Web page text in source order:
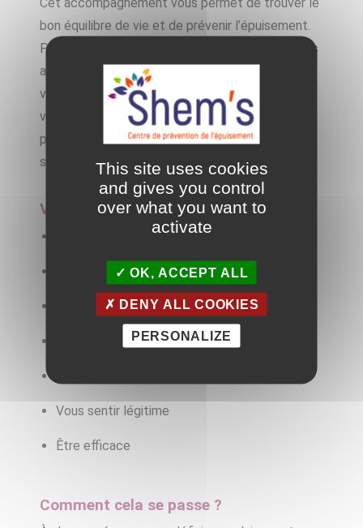
bon équilibre de vie et de prévenirl’épuisement.
Pendant les séances, vous identifiez vos besoins
afin d’apprendre à respecter vos limites et vos
valeurs.
Vous apprenez à gérer votre temps,
votre stress et votre énergie. Et à mettre en
place des actions pour vous aider à trouver des
solutions pour avoir un équilibre sain au quotidien.
Vous souhaitez :
Libérer votre esprit
Gagner du temps
Retrouver de l’énergie
Diminuer votre stress
Vous sentir légitime
Être efficace
Comment cela se passe ?
This site uses cookies
and gives you control
over what you want to
activate
OK, ACCEPT ALL
DENY ALL COOKIES
PERSONALIZE